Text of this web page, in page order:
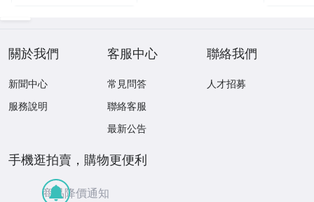
關於我們
新聞中心
服務說明
客服中心
常見問答
聯絡客服
最新公告
聯絡我們
人才招募
手機逛拍賣，購物更便利
商品降價通知